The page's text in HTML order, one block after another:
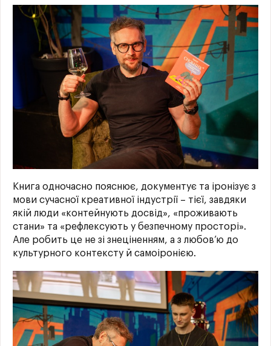
Книга одночасно пояснює, документує та іронізує з
мови сучасної креативної індустрії – тієї, завдяки
якій люди «контейнують досвід», «проживають
стани» та «рефлексують у безпечному просторі».
Але робить це не зі знеціненням, а з любов’ю до
культурного контексту й самоіронією.